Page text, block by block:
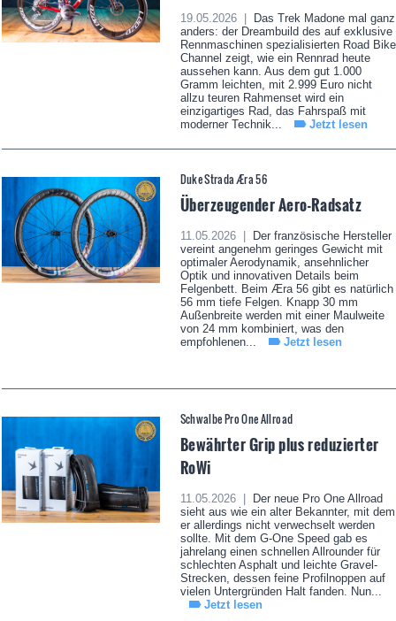
19.05.2026 |
Das Trek Madone mal ganz
anders: der Dreambuild des auf exklusive
Rennmaschinen spezialisierten Road Bike
Channel zeigt, wie ein Rennrad heute
aussehen kann. Aus dem gut 1.000
Gramm leichten, mit 2.999 Euro nicht
allzu teuren Rahmenset wird ein
einzigartiges Rad, das Fahrspaß mit
moderner Technik...
Jetzt lesen
Duke Strada Æra 56
Überzeugender Aero-Radsatz
11.05.2026 |
Der französische Hersteller
vereint angenehm geringes Gewicht mit
optimaler Aerodynamik, ansehnlicher
Optik und innovativen Details beim
Felgenbett. Beim Æra 56 gibt es natürlich
56 mm tiefe Felgen. Knapp 30 mm
Außenbreite werden mit einer Maulweite
von 24 mm kombiniert, was den
empfohlenen...
Jetzt lesen
Schwalbe Pro One Allroad
Bewährter Grip plus reduzierter
RoWi
11.05.2026 |
Der neue Pro One Allroad
sieht aus wie ein alter Bekannter, mit dem
er allerdings nicht verwechselt werden
sollte. Mit dem G-One Speed gab es
jahrelang einen schnellen Allrounder für
schlechten Asphalt und leichte Gravel-
Strecken, dessen feine Profilnoppen auf
vielen Untergründen Halt fanden. Nun...
Jetzt lesen